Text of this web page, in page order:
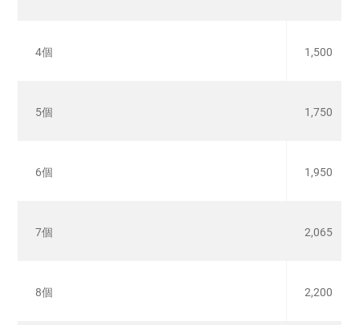
4個
5個
6個
7個
8個
1,500
1,750
1,950
2,065
2,200